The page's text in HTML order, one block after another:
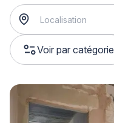
Voir par catégorie